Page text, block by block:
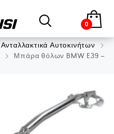
0
Ανταλλακτικά Αυτοκινήτων
Μπάρα θόλων BMW E39 –